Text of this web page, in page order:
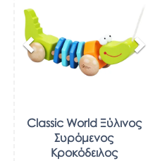
Classic World Ξύλινος
Συρόμενος
Κροκόδειλος